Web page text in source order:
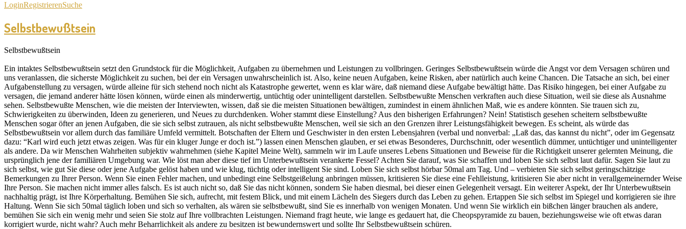
LoginRegistrierenSuche
Selbstbewußtsein
Selbstbewußtsein
Ein intaktes Selbstbewußtsein setzt den Grundstock für die Möglichkeit, Aufgaben zu übernehmen und Leistungen zu vollbringen. Geringes Selbstbewußtsein würde die Angst vor dem Versagen schüren und
uns veranlassen, die sicherste Möglichkeit zu suchen, bei der ein Versagen unwahrscheinlich ist. Also, keine neuen Aufgaben, keine Risken, aber natürlich auch keine Chancen. Die Tatsache an sich, bei einer
Aufgabenstellung zu versagen, würde alleine für sich stehend noch nicht als Katastrophe gewertet, wenn es klar wäre, daß niemand diese Aufgabe bewältigt hätte. Das Risiko hingegen, bei einer Aufgabe zu
versagen, die jemand anderer hätte lösen können, würde einen als minderwertig, untüchtig oder unintelligent darstellen. Selbstbewußte Menschen verkraften auch diese Situation, weil sie diese als Ausnahme
sehen. Selbstbewußte Menschen, wie die meisten der Interviewten, wissen, daß sie die meisten Situationen bewältigen, zumindest in einem ähnlichen Maß, wie es andere könnten. Sie trauen sich zu,
Schwierigkeiten zu überwinden, Ideen zu generieren, und Neues zu durchdenken. Woher stammt diese Einstellung? Aus den bisherigen Erfahrungen? Nein! Statistisch gesehen scheitern selbstbewußte
Menschen sogar öfter an jenen Aufgaben, die sie sich selbst zutrauen, als nicht selbstbewußte Menschen, weil sie sich an den Grenzen ihrer Leistungsfähigkeit bewegen. Es scheint, als würde das
Selbstbewußtsein vor allem durch das familiäre Umfeld vermittelt. Botschaften der Eltern und Geschwister in den ersten Lebensjahren (verbal und nonverbal: „Laß das, das kannst du nicht”, oder im Gegensatz
dazu: “Karl wird euch jetzt etwas zeigen. Was für ein kluger Junge er doch ist.”) lassen einen Menschen glauben, er sei etwas Besonderes, Durchschnitt, oder wesentlich dümmer, untüchtiger und unintelligenter
als andere. Da wir Menschen Wahrheiten subjektiv wahrnehmen (siehe Kapitel Meine Welt), sammeln wir im Laufe unseres Lebens Situationen und Beweise für die Richtigkeit unserer gelernten Meinung, die
ursprünglich jene der familiären Umgebung war. Wie löst man aber diese tief im Unterbewußtsein verankerte Fessel? Achten Sie darauf, was Sie schaffen und loben Sie sich selbst laut dafür. Sagen Sie laut zu
sich selbst, wie gut Sie diese oder jene Aufgabe gelöst haben und wie klug, tüchtig oder intelligent Sie sind. Loben Sie sich selbst hörbar 50mal am Tag. Und – verbieten Sie sich selbst geringschätzige
Bemerkungen zu Ihrer Person. Wenn Sie einen Fehler machen, und unbedingt eine Selbstgeißelung anbringen müssen, kritisieren Sie diese eine Fehlleistung, kritisieren Sie aber nicht in verallgemeinernder Weise
Ihre Person. Sie machen nicht immer alles falsch. Es ist auch nicht so, daß Sie das nicht können, sondern Sie haben diesmal, bei dieser einen Gelegenheit versagt. Ein weiterer Aspekt, der Ihr Unterbewußtsein
nachhaltig prägt, ist Ihre Körperhaltung. Bemühen Sie sich, aufrecht, mit festem Blick, und mit einem Lächeln des Siegers durch das Leben zu gehen. Ertappen Sie sich selbst im Spiegel und korrigieren sie ihre
Haltung. Wenn Sie sich 50mal täglich loben und sich so verhalten, als wären sie selbstbewußt, sind Sie es innerhalb von wenigen Monaten. Und wenn Sie wirklich ein bißchen länger brauchen als andere,
bemühen Sie sich ein wenig mehr und seien Sie stolz auf Ihre vollbrachten Leistungen. Niemand fragt heute, wie lange es gedauert hat, die Cheopspyramide zu bauen, beziehungsweise wie oft etwas daran
korrigiert wurde, nicht wahr? Auch mehr Beharrlichkeit als andere zu besitzen ist bewundernswert und sollte Ihr Selbstbewußtsein schüren.